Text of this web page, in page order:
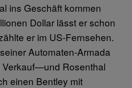
ins Geschäft kommen
Dollar lässt er schon
er im US-Fernsehen.
Automaten-Armada
Rosenthal
einen Bentley mit